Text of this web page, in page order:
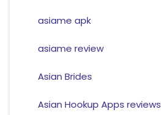
asiame apk
asiame review
Asian Brides
Asian Hookup Apps reviews